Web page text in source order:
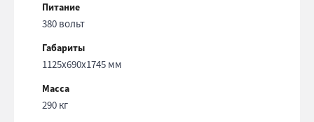
Питание
380 вольт
Габариты
1125x690x1745 мм
Масса
290 кг